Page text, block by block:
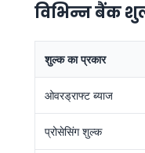
विभिन्न बैंक
शुल्क का प्रकार
ओवरड्राफ्ट ब्याज
प्रोसेसिंग शुल्क